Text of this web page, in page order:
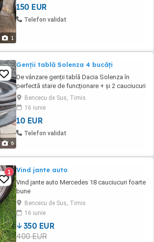
1
150 EUR
Telefon validat
6
Genții tablă Solenza 4 bucăți
De vânzare genții tablă Dacia Solenza în
perfectă stare de funcționare + și 2 cauciucuri
bune... prețul este pe bucată 50 de lei
Bencecu de Sus, Timis
16 iunie
10 EUR
Telefon validat
1 Vind jante auto
Vind jante auto Mercedes 18 cauciucuri foarte
bune
Bencecu de Sus, Timis
16 iunie
350 EUR
400 EUR